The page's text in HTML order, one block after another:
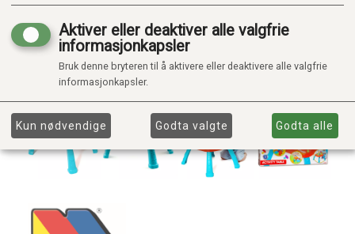
Aktiver eller deaktiver alle valgfrie
informasjonkapsler
Bruk denne bryteren til å aktivere eller deaktivere alle valgfrie
informasjonkapsler.
Kun nødvendige Godta valgte Godta alle